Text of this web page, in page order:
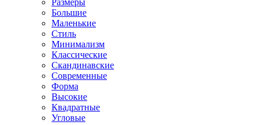
Размеры
Большие
Маленькие
Стиль
Минимализм
Классические
Скандинавские
Современные
Форма
Высокие
Квадратные
Угловые